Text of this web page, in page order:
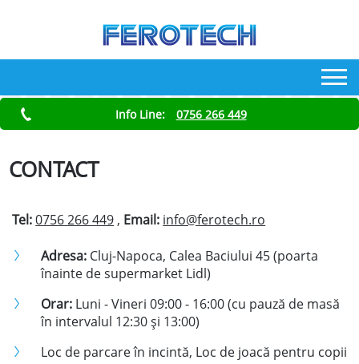
Info Line: 0756 266 449
CONTACT
Tel:0756 266 449 , Email: info@ferotech.ro
Adresa: Cluj-Napoca, Calea Baciului 45 (poarta
înainte de supermarket Lidl)
Orar: Luni - Vineri 09:00 - 16:00 (cu pauză de masă
în intervalul 12:30 şi 13:00)
Loc de parcare în incintă, Loc de joacă pentru copii